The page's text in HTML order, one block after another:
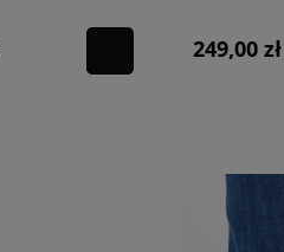
249,00 zł